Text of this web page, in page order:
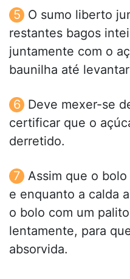
O sumo liberto
restantes bagos
juntamente com o
baunilha até
Deve mexer-se
certificar que o
derretido.
Assim que o
e enquanto a calda
o bolo com um
lentamente, para
absorvida.